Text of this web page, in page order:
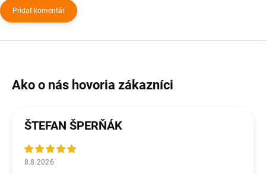
Pridať komentár
ŠTEFAN ŠPERŇÁK
8.8.2026